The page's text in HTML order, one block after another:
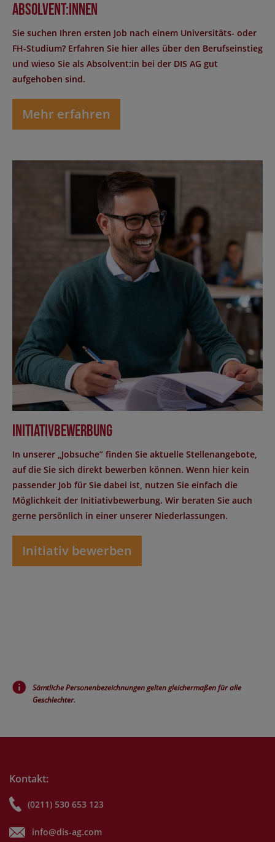
Absolvent:innen
Sie suchen Ihren ersten Job nach einem Universitäts- oder
FH-Studium? Erfahren Sie hier alles über den Berufseinstieg
und wieso Sie als Absolvent:in bei der DIS AG gut
aufgehoben sind.
Mehr erfahren
Initiativbewerbung
In unserer „Jobsuche“ finden Sie aktuelle Stellenangebote,
auf die Sie sich direkt bewerben können. Wenn hier kein
passender Job für Sie dabei ist, nutzen Sie einfach die
Möglichkeit der Initiativbewerbung. Wir beraten Sie auch
gerne persönlich in einer unserer Niederlassungen.
Initiativ bewerben
Sämtliche Personenbezeichnungen gelten gleichermaßen für alle
Geschlechter.
Kontakt:
(0211) 530 653 123
info@dis-ag.com